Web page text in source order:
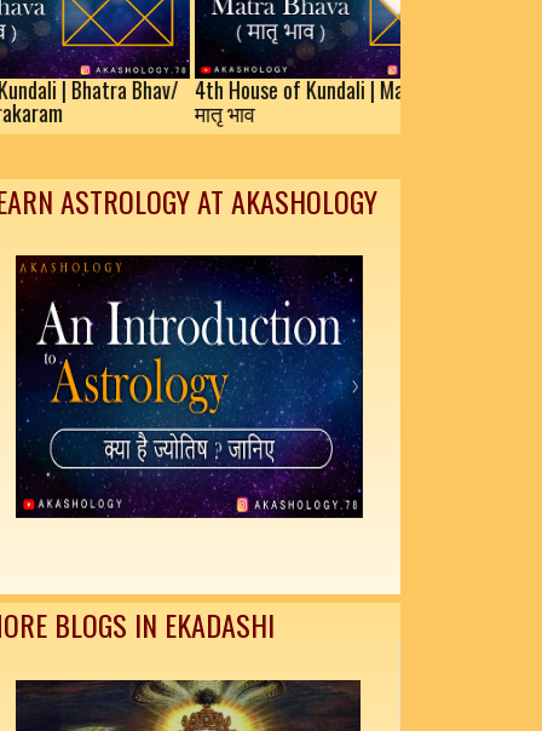
Bhav/ 4th House of Kundali | Matra Bhav/
ASTROLOGY AT AKASHOLOGY
BLOGS IN EKADASHI